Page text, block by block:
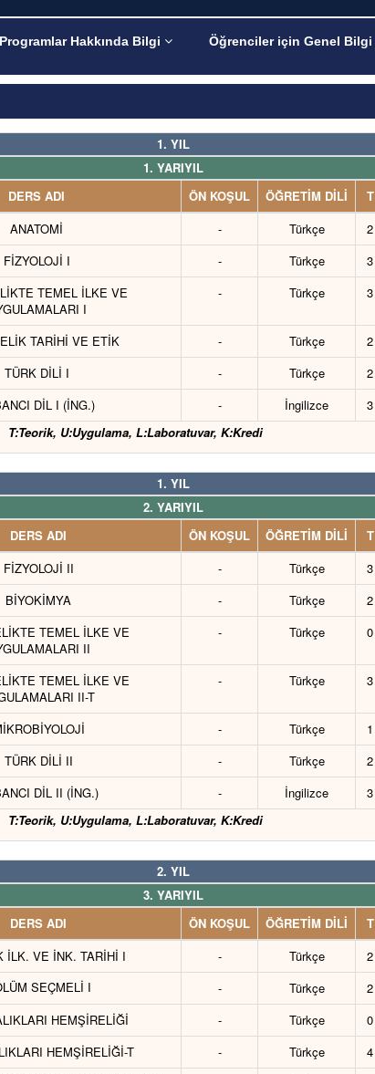
Programlar Hakkında Bilgi Öğrenciler için Genel Bilgi
1. YIL
1. YARIYIL
DERS ADI ÖN KOŞUL ÖĞRETİM DİLİ T
ANATOMİ - Türkçe 2
FİZYOLOJİ I - Türkçe 3
TEMEL İLKE VE
I
- Türkçe 3
TARİHİ VE ETİK - Türkçe 2
TÜRK DİLİ I - Türkçe 2
DİL I (İNG.) - İngilizce 3
T:Teorik, U:Uygulama, L:Laboratuvar, K:Kredi
1. YIL
2. YARIYIL
DERS ADI ÖN KOŞUL ÖĞRETİM DİLİ T
FİZYOLOJİ II - Türkçe 3
BİYOKİMYA - Türkçe 2
TEMEL İLKE VE
II
- Türkçe 0
TEMEL İLKE VE
II-T
- Türkçe 3
- Türkçe 1
TÜRK DİLİ II - Türkçe 2
DİL II (İNG.) - İngilizce 3
T:Teorik, U:Uygulama, L:Laboratuvar, K:Kredi
2. YIL
3. YARIYIL
DERS ADI ÖN KOŞUL ÖĞRETİM DİLİ T
İLK. VE İNK. TARİHİ I - Türkçe 2
SEÇMELİ I - Türkçe 2
HEMŞİRELİĞİ - Türkçe 0
HEMŞİRELİĞİ-T - Türkçe 4